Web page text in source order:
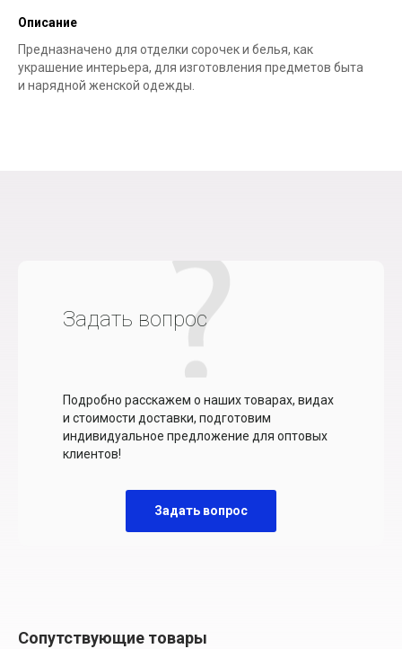
Описание
Предназначено для отделки сорочек и белья, как
украшение интерьера, для изготовления предметов быта
и нарядной женской одежды.
Задать вопрос
Подробно расскажем о наших товарах, видах
и стоимости доставки, подготовим
индивидуальное предложение для оптовых
клиентов!
Задать вопрос
Сопутствующие товары